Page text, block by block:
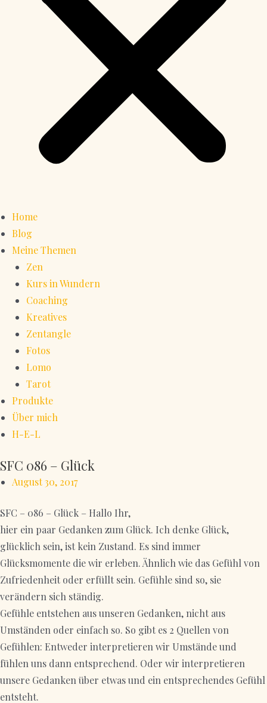
Home
Blog
Meine Themen
Zen
Kurs in Wundern
Coaching
Kreatives
Zentangle
Fotos
Lomo
Tarot
Produkte
Über mich
H-E-L
SFC 086 – Glück
August 30, 2017
SFC – 086 – Glück – Hallo Ihr,
hier ein paar Gedanken zum Glück. Ich denke Glück,
glücklich sein, ist kein Zustand. Es sind immer
Glücksmomente die wir erleben. Ähnlich wie das Gefühl von
Zufriedenheit oder erfüllt sein. Gefühle sind so, sie
verändern sich ständig.
Gefühle entstehen aus unseren Gedanken, nicht aus
Umständen oder einfach so. So gibt es 2 Quellen von
Gefühlen: Entweder interpretieren wir Umstände und
fühlen uns dann entsprechend. Oder wir interpretieren
unsere Gedanken über etwas und ein entsprechendes Gefühl
entsteht.